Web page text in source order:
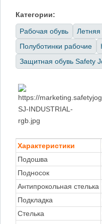
Категории:
Рабочая обувь
Летняя
Полуботинки рабочие
Защитная обувь Safety
Характеристики
Подошва
Подносок
Антипрокольная стелька
Подкладка
Стелька